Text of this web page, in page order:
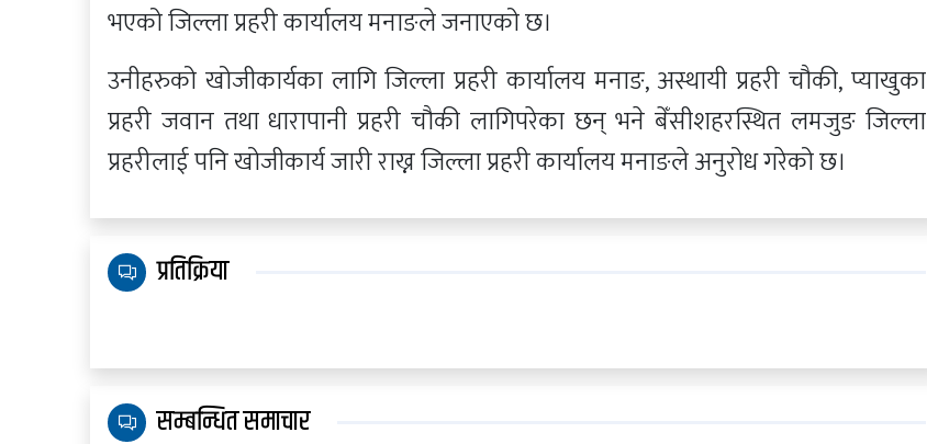
भएको जिल्ला प्रहरी कार्यालय मनाङले जनाएको छ।
उनीहरुको खोजीकार्यका लागि जिल्ला प्रहरी कार्यालय मनाङ, अस्थायी प्रहरी चौकी, प्याखुका
प्रहरी जवान तथा धारापानी प्रहरी चौकी लागिपरेका छन् भने बेँसीशहरस्थित लमजुङ जिल्ला
प्रहरीलाई पनि खोजीकार्य जारी राख्न जिल्ला प्रहरी कार्यालय मनाङले अनुरोध गरेको छ।
प्रतिक्रिया
सम्बन्धित समाचार